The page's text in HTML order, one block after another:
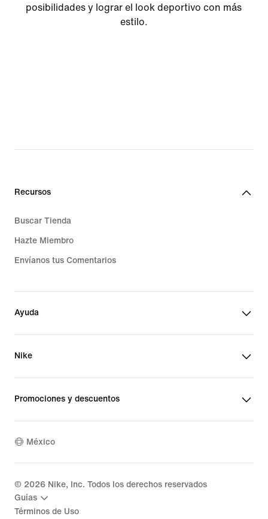
posibilidades y lograr el look deportivo con más
estilo.
Recursos
Buscar Tienda
Hazte Miembro
Envíanos tus Comentarios
Ayuda
Nike
Promociones y descuentos
México
© 2026 Nike, Inc. Todos los derechos reservados
Guías
Términos de Uso